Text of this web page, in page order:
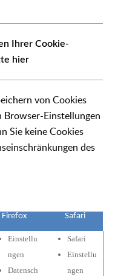
Ihrer Cookie-
hier
von Cookies
Browser-Einstellungen
Sie keine Cookies
des
Firefox Safari
Einstellu
ngen
Datensch
Safari
Einstellu
ngen